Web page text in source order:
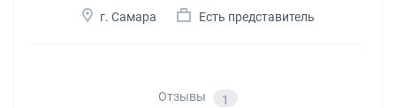
г. Самара Есть представитель
Отзывы 1